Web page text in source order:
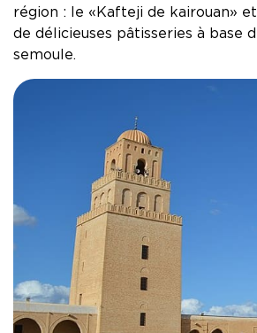
région : le « Kafteji de kairouan » et
de délicieuses pâtisseries à base
semoule.